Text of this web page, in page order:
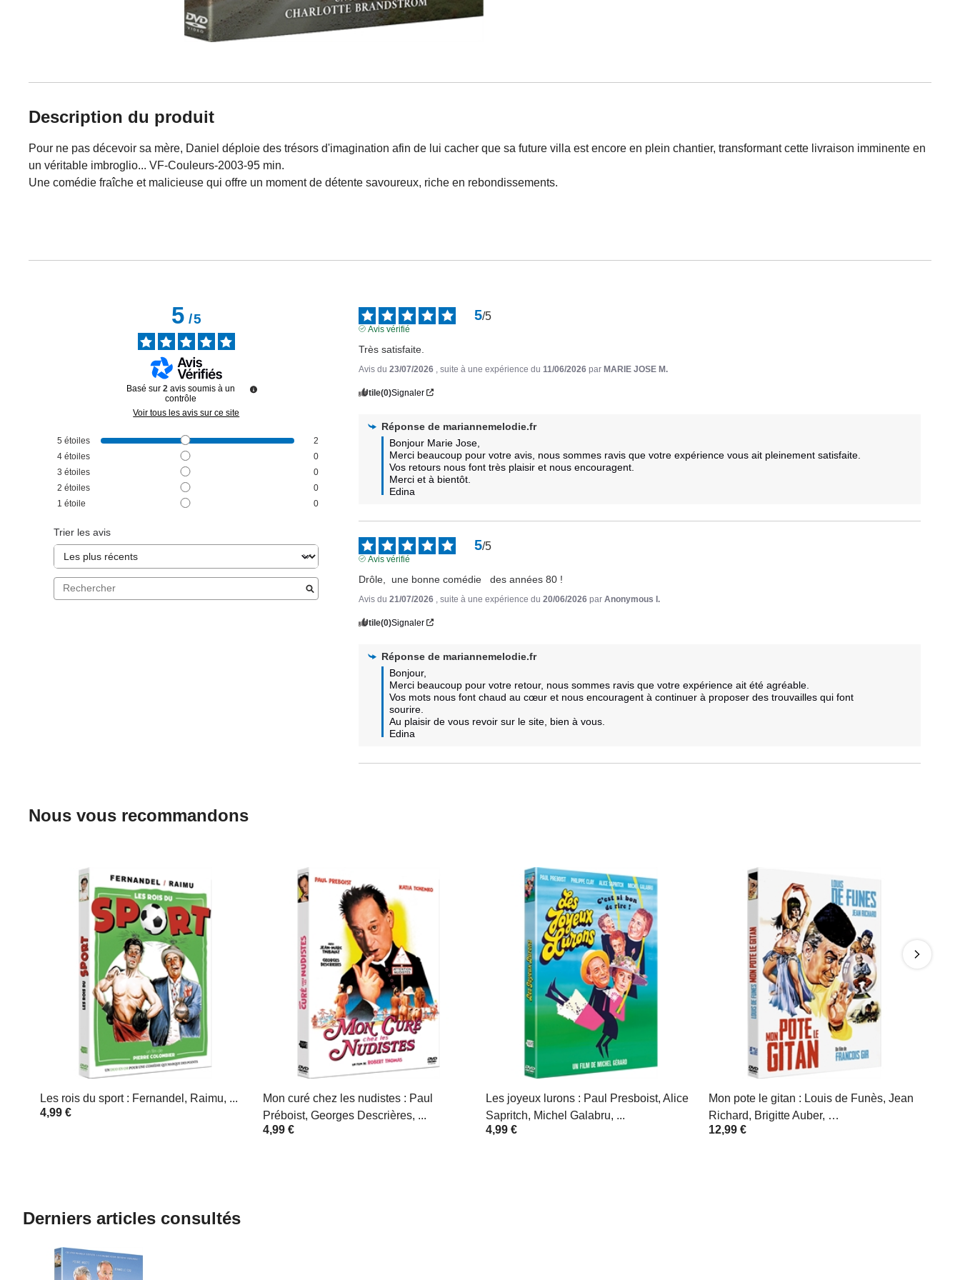
Description du produit
Pour ne pas décevoir sa mère, Daniel déploie des trésors d'imagination afin de lui cacher que sa future villa est encore en plein chantier, transformant cette livraison imminente en
un véritable imbroglio... VF-Couleurs-2003-95 min.
Une comédie fraîche et malicieuse qui offre un moment de détente savoureux, riche en rebondissements.
5/5
Basé sur 2 avis soumis à un
contrôle
Voir tous les avis sur ce site
5 étoiles
2
4 étoiles
0
3 étoiles
0
2 étoiles
0
1 étoile 0
Trier les avis
5/5
Avis vérifié
Très satisfaite.
Avis du23/07/2026 , suite à une expérience du 11/06/2026 parMARIE JOSE M.
Utile(0)Signaler
Réponse de mariannemelodie.fr
Bonjour Marie Jose,
Merci beaucoup pour votre avis, nous sommes ravis que votre expérience vous ait pleinement satisfaite.
Vos retours nous font très plaisir et nous encouragent.
Merci et à bientôt.
Edina
5/5
Avis vérifié
Drôle,  une bonne comédie   des années 80 !
Avis du21/07/2026 , suite à une expérience du20/06/2026 parAnonymous I.
Utile(0)Signaler
Réponse de mariannemelodie.fr
Bonjour,
Merci beaucoup pour votre retour, nous sommes ravis que votre expérience ait été agréable.
Vos mots nous font chaud au cœur et nous encouragent à continuer à proposer des trouvailles qui font
sourire.
Au plaisir de vous revoir sur le site, bien à vous.
Edina
Nous vous recommandons
Les rois du sport : Fernandel, Raimu, ...
4,99 €
Mon curé chez les nudistes : Paul
Préboist, Georges Descrières, ...
4,99 €
Les joyeux lurons : Paul Presboist, Alice
Sapritch, Michel Galabru, ...
4,99 €
Mon pote le gitan : Louis de Funès, Jean
Richard, Brigitte Auber, …
12,99 €
Derniers articles consultés